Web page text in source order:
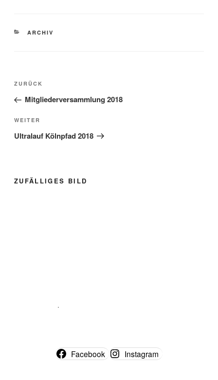
KATEGORIEN
ARCHIV
Beitragsnavigation
Vorheriger
Beitrag
ZURÜCK
Mitgliederversammlung 2018
Nächster
Beitrag
WEITER
Ultralauf Kölnpfad 2018
ZUFÄLLIGES BILD
Facebook Instagram